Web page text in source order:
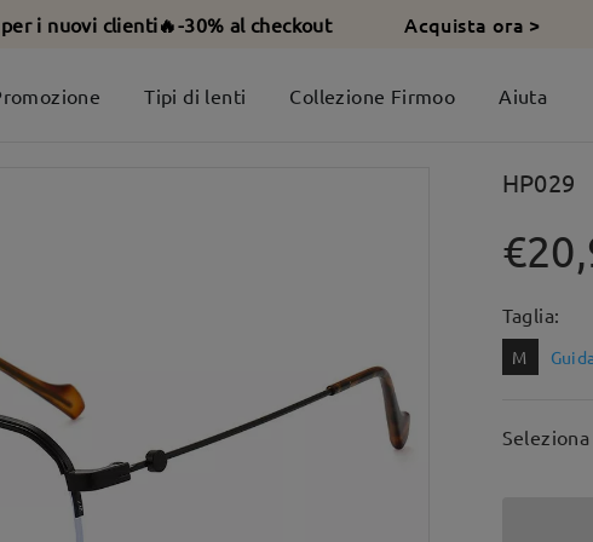
per i nuovi clienti🔥-30% al checkout Acquista ora >
Tipi di lenti Collezione Firmoo Aiuta
HP029
Taglia:
M